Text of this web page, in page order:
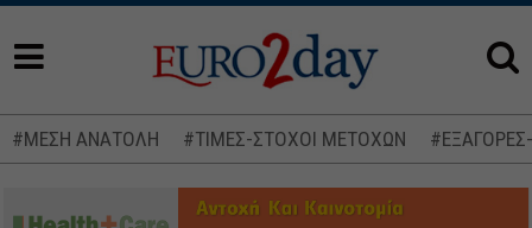
#ΜΕΣΗ ΑΝΑΤΟΛΗ #ΤΙΜΕΣ-ΣΤΟΧΟΙ ΜΕΤΟΧΩΝ